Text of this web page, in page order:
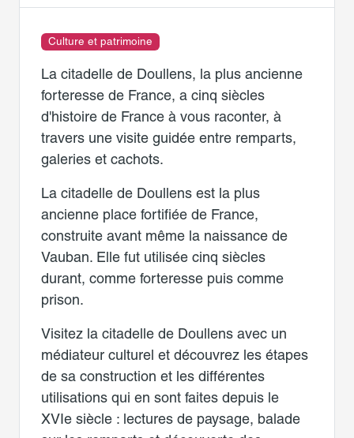
Culture et patrimoine
La citadelle de Doullens, la plus ancienne
forteresse de France, a cinq siècles
d'histoire de France à vous raconter, à
travers une visite guidée entre remparts,
galeries et cachots.
La citadelle de Doullens est la plus
ancienne place fortifiée de France,
construite avant même la naissance de
Vauban. Elle fut utilisée cinq siècles
durant, comme forteresse puis comme
prison.
Visitez la citadelle de Doullens avec un
médiateur culturel et découvrez les étapes
de sa construction et les différentes
utilisations qui en sont faites depuis le
XVIe siècle : lectures de paysage, balade